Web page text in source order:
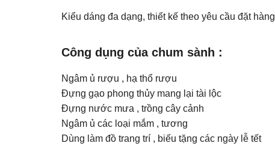
Kiểu dáng đa dạng, thiết kế theo yêu cầu đặt hàng
Công dụng của chum sành :
Ngâm ủ rượu , hạ thổ rượu
Đựng gạo phong thủy mang lại tài lộc
Đựng nước mưa , trồng cây cảnh
Ngâm ủ các loại mắm , tương
Dùng làm đồ trang trí , biếu tặng các ngày lễ tết